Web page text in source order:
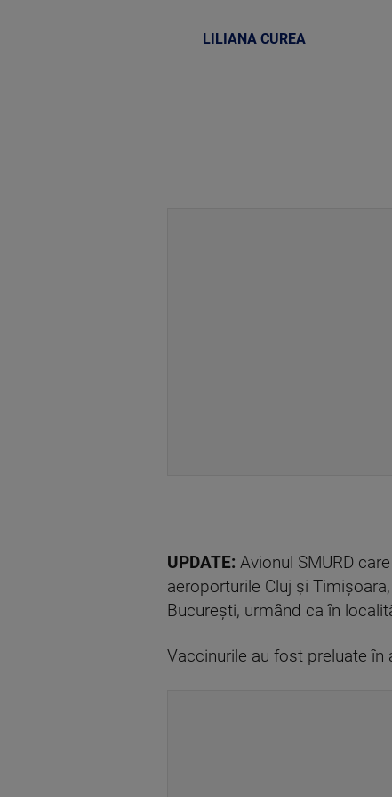
LILIANA CUREA
UPDATE: Avionul SMURD
aeroporturile Cluj și
București, urmând ca în
Vaccinurile au fost preluate în